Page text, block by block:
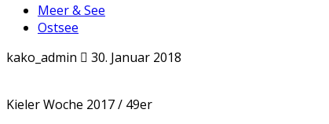
Meer & See
Ostsee
kako_admin
30. Januar 2018
Kieler Woche 2017 / 49er